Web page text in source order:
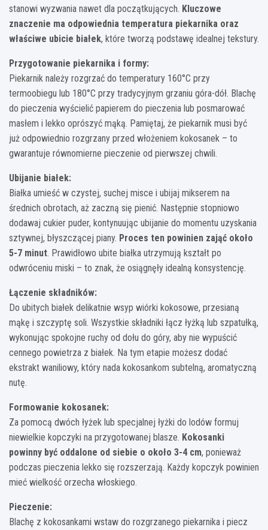
stanowi wyzwania nawet dla początkujących. Kluczowe
znaczenie ma odpowiednia temperatura piekarnika oraz
właściwe ubicie białek, które tworzą podstawę idealnej tekstury.
Przygotowanie piekarnika i formy:
Piekarnik należy rozgrzać do temperatury 160°C przy
termoobiegu lub 180°C przy tradycyjnym grzaniu góra-dół. Blachę
do pieczenia wyścielić papierem do pieczenia lub posmarować
masłem i lekko oprószyć mąką. Pamiętaj, że piekarnik musi być
już odpowiednio rozgrzany przed włożeniem kokosanek – to
gwarantuje równomierne pieczenie od pierwszej chwili.
Ubijanie białek:
Białka umieść w czystej, suchej misce i ubijaj mikserem na
średnich obrotach, aż zaczną się pienić. Następnie stopniowo
dodawaj cukier puder, kontynuując ubijanie do momentu uzyskania
sztywnej, błyszczącej piany. Proces ten powinien zająć około
5-7 minut. Prawidłowo ubite białka utrzymują kształt po
odwróceniu miski – to znak, że osiągnęły idealną konsystencję.
Łączenie składników:
Do ubitych białek delikatnie wsyp wiórki kokosowe, przesianą
mąkę i szczyptę soli. Wszystkie składniki łącz łyżką lub szpatułką,
wykonując spokojne ruchy od dołu do góry, aby nie wypuścić
cennego powietrza z białek. Na tym etapie możesz dodać
ekstrakt waniliowy, który nada kokosankom subtelną, aromatyczną
nutę.
Formowanie kokosanek:
Za pomocą dwóch łyżek lub specjalnej łyżki do lodów formuj
niewielkie kopczyki na przygotowanej blasze. Kokosanki
powinny być oddalone od siebie o około 3-4 cm, ponieważ
podczas pieczenia lekko się rozszerzają. Każdy kopczyk powinien
mieć wielkość orzecha włoskiego.
Pieczenie:
Blachę z kokosankami wstaw do rozgrzanego piekarnika i piecz